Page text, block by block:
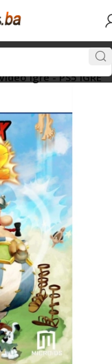
igre - PS5 IGRE